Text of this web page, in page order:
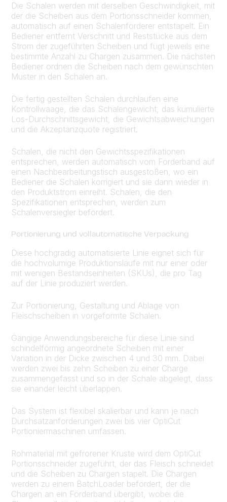
Die Schalen werden mit derselben Geschwindigkeit, mit
der die Scheiben aus dem Portionsschneider kommen,
automatisch auf einen Schalenförderer entstapelt. Ein
Bediener entfernt Verschnitt und Reststücke aus dem
Strom der zugeführten Scheiben und fügt jeweils eine
bestimmte Anzahl zu Chargen zusammen. Die nächsten
Bediener ordnen die Scheiben nach dem gewünschten
Muster in den Schalen an.
Die fertig gestellten Schalen durchlaufen eine
Kontrollwaage, die das Schalengewicht, das kumulierte
Los-Durchschnittsgewicht, die Gewichtsabweichungen
und die Akzeptanzquote registriert.
Schalen, die nicht den Gewichtsspezifikationen
entsprechen, werden automatisch vom Förderband auf
einen Nachbearbeitungstisch ausgestoßen, wo ein
Bediener die Schalen korrigiert und sie dann wieder in
den Produktstrom einreiht. Schalen, die den
Spezifikationen entsprechen, werden zum
Schalenversiegler befördert.
Portionierung und vollautomatische Verpackung
Diese hochgradig automatisierte Linie eignet sich für
die hochvolumige Produktionsläufe mit nur einer oder
mit wenigen Bestandseinheiten (SKUs), die pro Tag
auf der Linie produziert werden.
Zur Portionierung, Gestaltung und Ablage von
Fleischscheiben in vorgeformte Schalen.
Gängige Anwendungsbereiche für diese Linie sind
schindelförmig angeordnete Scheiben mit einer
Variation in der Dicke zwischen 4 und 30 mm. Dabei
werden zwei bis zehn Scheiben zu einer Charge
zusammengefasst und so in der Schale abgelegt, dass
sie einander leicht überlappen.
Das System ist flexibel skalierbar und kann je nach
Durchsatzanforderungen zwei bis vier OptiCut
Portioniermaschinen umfassen.
Rohmaterial mit gefrorener Kruste wird dem OptiCut
Portionsschneider zugeführt, der das Fleisch schneidet
und die Scheiben zu Chargen stapelt. Die Chargen
werden zu einem BatchLoader befördert, der die
Chargen an ein Förderband übergibt, wobei die